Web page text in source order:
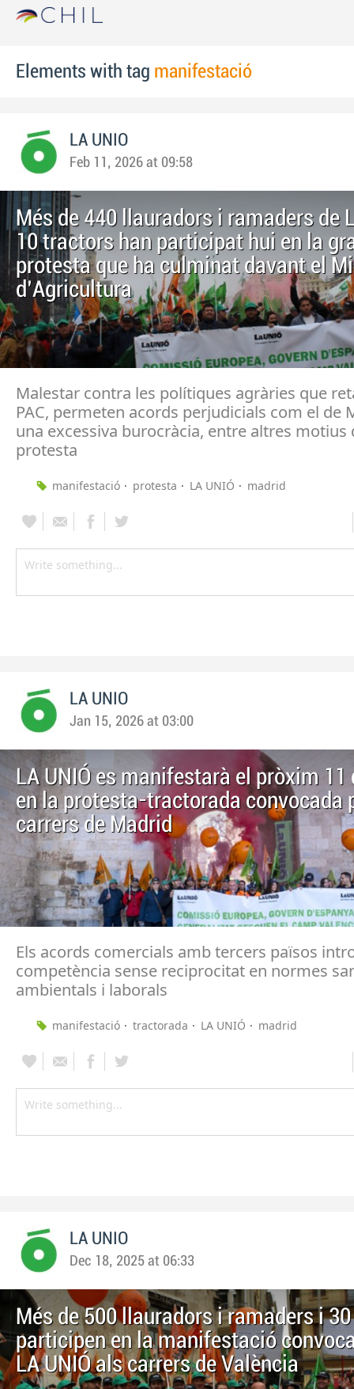
Elements with tag manifestació
LA UNIO
Feb 11, 2026 at 09:58
Més de 440 llauradors i ramaders de
10 tractors han participat hui en la
protesta que ha culminat davant el
d'Agricultura
Malestar contra les polítiques agràries que
PAC, permeten acords perjudicials com el de
una excessiva burocràcia, entre altres motius
protesta
manifestació protesta LA UNIÓ madrid
LA UNIO
Jan 15, 2026 at 03:00
LA UNIÓ es manifestarà el pròxim 11
en la protesta-tractorada convocada
carrers de Madrid
Els acords comercials amb tercers països
competència sense reciprocitat en normes
ambientals i laborals
manifestació tractorada LA UNIÓ madrid
LA UNIO
Dec 18, 2025 at 06:33
Més de 500 llauradors i ramaders i
participen en la manifestació
LA UNIÓ als carrers de València